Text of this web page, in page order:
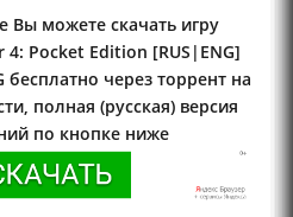
Вы можете скачать игру
Pocket Edition [RUS|ENG]
бесплатно через торрент на
полная (русская) версия
по кнопке ниже